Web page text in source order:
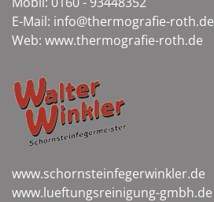
E-Mail: info@thermografie-roth.de
Web: www.thermografie-roth.de
www.schornsteinfegerwinkler.de
www.lueftungsreinigung-gmbh.de